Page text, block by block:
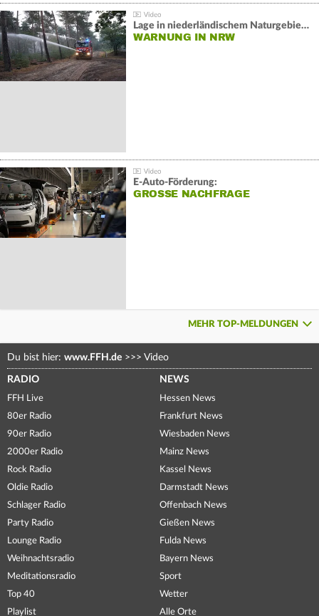
Lage in niederländischem Naturgebiet stabil
WARNUNG IN NRW
E-Auto-Förderung:
GROSSE NACHFRAGE
MEHR TOP-MELDUNGEN
Du bist hier: www.FFH.de >>> Video
RADIO
FFH Live
80er Radio
90er Radio
2000er Radio
Rock Radio
Oldie Radio
Schlager Radio
Party Radio
Lounge Radio
Weihnachtsradio
Meditationsradio
Top 40
Playlist
NEWS
Hessen News
Frankfurt News
Wiesbaden News
Mainz News
Kassel News
Darmstadt News
Offenbach News
Gießen News
Fulda News
Bayern News
Sport
Wetter
Alle Orte